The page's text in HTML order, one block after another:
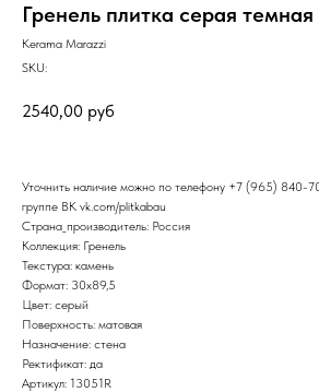
Гренель плитка серая
Kerama Marazzi
SKU:
2540,00 руб
Уточнить наличие можно по телефону +7 (965) 840-
группе ВК vk.com/plitkabau
Страна_производитель: Россия
Коллекция: Гренель
Текстура: камень
Формат: 30x89,5
Цвет: серый
Поверхность: матовая
Назначение: стена
Ректификат: да
Артикул: 13051R